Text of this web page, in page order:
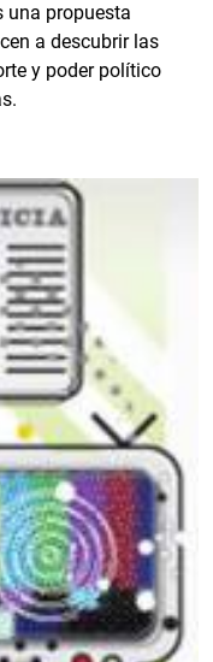
una propuesta
a descubrir las
y poder político